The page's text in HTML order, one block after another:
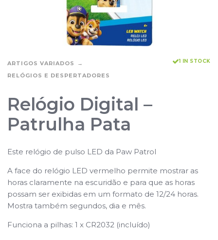
ARTIGOS VARIADOS
RELÓGIOS E DESPERTADORES
1 IN STOCK
Relógio Digital –
Patrulha Pata
Este relógio de pulso LED da Paw Patrol
A face do relógio LED vermelho permite mostrar as
horas claramente na escuridão e para que as horas
possam ser exibidas em um formato de 12/24 horas.
Mostra também segundos, dia e mês.
Funciona a pilhas: 1 x CR2032 (incluído)